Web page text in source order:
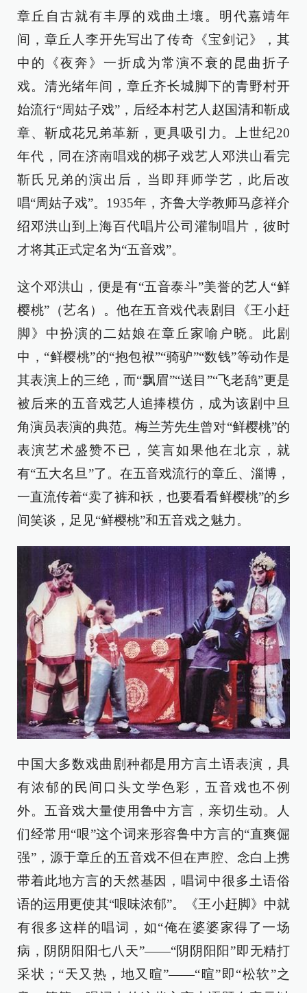
章丘自古就有丰厚的戏曲土壤。明代嘉靖年
间，章丘人李开先写出了传奇《宝剑记》，其
中的《夜奔》一折成为常演不衰的昆曲折子
戏。清光绪年间，章丘齐长城脚下的青野村开
始流行“周姑子戏”，后经本村艺人赵国清和靳成
章、靳成花兄弟革新，更具吸引力。上世纪20
年代，同在济南唱戏的梆子戏艺人邓洪山看完
靳氏兄弟的演出后，当即拜师学艺，此后改
唱“周姑子戏”。1935年，齐鲁大学教师马彦祥介
绍邓洪山到上海百代唱片公司灌制唱片，彼时
才将其正式定名为“五音戏”。
这个邓洪山，便是有“五音泰斗”美誉的艺人“鲜
樱桃”（艺名）。他在五音戏代表剧目《王小赶
脚》中扮演的二姑娘在章丘家喻户晓。此剧
中，“鲜樱桃”的“抱包袱”“骑驴”“数钱”等动作是
其表演上的三绝，而“飘眉”“送目”“飞老鸹”更是
被后来的五音戏艺人追捧模仿，成为该剧中旦
角演员表演的典范。梅兰芳先生曾对“鲜樱桃”的
表演艺术盛赞不已，笑言如果他在北京，就
有“五大名旦”了。在五音戏流行的章丘、淄博，
一直流传着“卖了裤和袄，也要看看鲜樱桃”的乡
间笑谈，足见“鲜樱桃”和五音戏之魅力。
中国大多数戏曲剧种都是用方言土语表演，具
有浓郁的民间口头文学色彩，五音戏也不例
外。五音戏大量使用鲁中方言，亲切生动。人
们经常用“哏”这个词来形容鲁中方言的“直爽倔
强”，源于章丘的五音戏不但在声腔、念白上携
带着此地方言的天然基因，唱词中很多土语俗
语的运用更使其“哏味浓郁”。《王小赶脚》中就
有很多这样的唱词，如“俺在婆婆家得了一场
病，阴阴阳阳七八天”——“阴阴阳阳”即无精打
采状；“天又热，地又暄”——“暄”即“松软”之